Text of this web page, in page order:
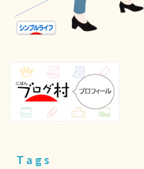
Tags